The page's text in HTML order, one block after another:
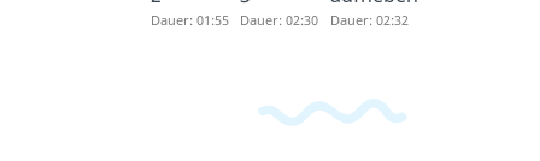
Dauer: 01:55 Dauer: 02:30 Dauer: 02:32